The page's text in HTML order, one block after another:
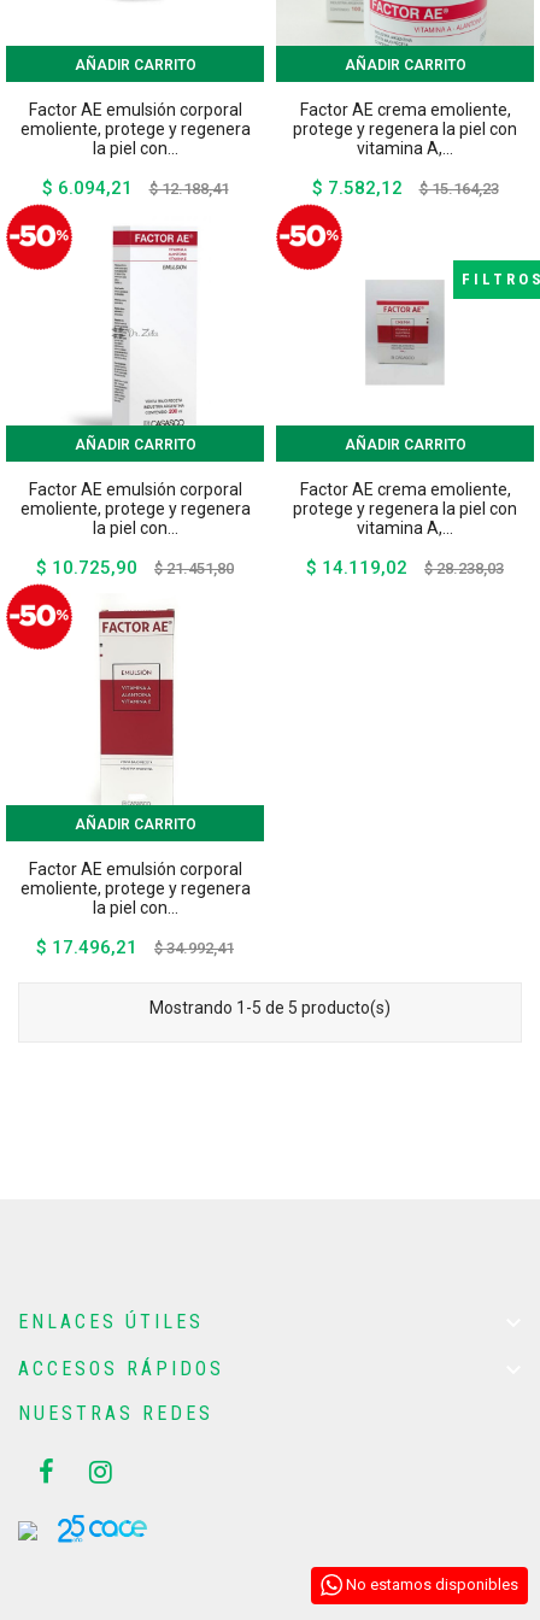
No estamos disponibles
AÑADIR CARRITO
Factor AE emulsión corporal
emoliente, protege y regenera
la piel con...
$ 6.094,21
Precio
$ 12.188,41Precio
AÑADIR CARRITO
Factor AE crema emoliente,
protege y regenera la piel con
vitamina A,...
$ 7.582,12
Precio
$ 15.164,23Precio
AÑADIR CARRITO
Factor AE emulsión corporal
emoliente, protege y regenera
la piel con...
$ 10.725,90
Precio
$ 21.451,80Precio
AÑADIR CARRITO
Factor AE crema emoliente,
protege y regenera la piel con
vitamina A,...
$ 14.119,02
Precio
$ 28.238,03
AÑADIR CARRITO
Factor AE emulsión corporal
emoliente, protege y regenera
la piel con...
$ 17.496,21
Precio
$ 34.992,41Precio
Mostrando 1-5 de 5 producto(s)
ENLACES ÚTILES
ACCESOS RÁPIDOS
NUESTRAS REDES